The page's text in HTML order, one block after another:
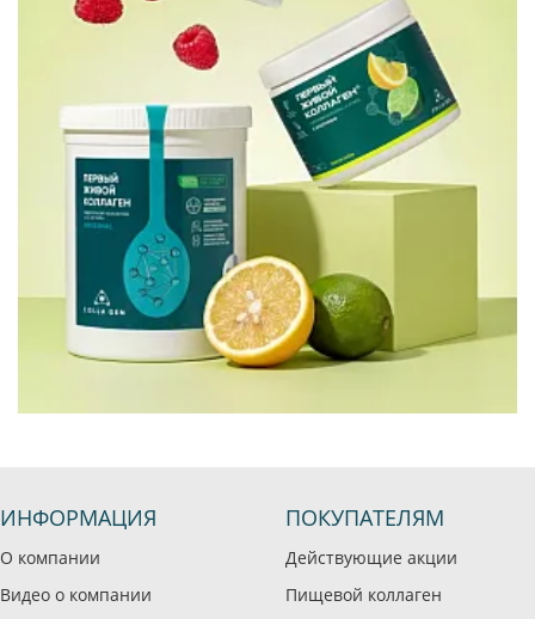
ИНФОРМАЦИЯ
О компании
Видео о компании
ПОКУПАТЕЛЯМ
Действующие акции
Пищевой коллаген